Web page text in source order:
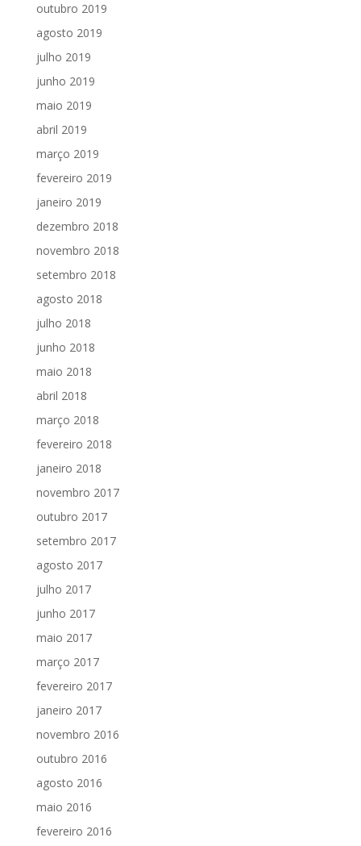
outubro 2019
agosto 2019
julho 2019
junho 2019
maio 2019
abril 2019
março 2019
fevereiro 2019
janeiro 2019
dezembro 2018
novembro 2018
setembro 2018
agosto 2018
julho 2018
junho 2018
maio 2018
abril 2018
março 2018
fevereiro 2018
janeiro 2018
novembro 2017
outubro 2017
setembro 2017
agosto 2017
julho 2017
junho 2017
maio 2017
março 2017
fevereiro 2017
janeiro 2017
novembro 2016
outubro 2016
agosto 2016
maio 2016
fevereiro 2016